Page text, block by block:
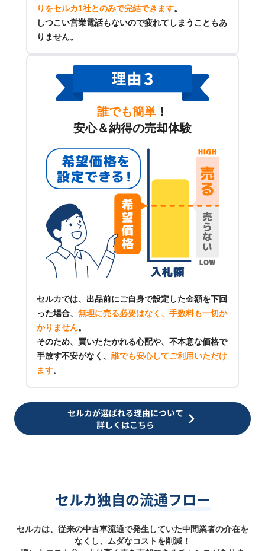
りをセルカ1社とのみで完結できます。
しつこい営業電話もないので疲れてしまうこともあ
りません。
誰でも簡単 ！
安心＆納得の売却体験
セルカでは、出品前にご自身で設定した金額を下回
った場合、 無理に売る必要はなく、手数料も一切か
かりません。
そのため、買いたたかれる心配や、不本意な価格で
手放す不安がなく、 誰でも安心してご利用いただけ
ます。
セルカが選ばれる理由について
詳しくはこちら
セルカ独自の流通フロー
セルカは、従来の中古車流通で発生していた中間業者の介在を
なくし、ムダなコストを削減！